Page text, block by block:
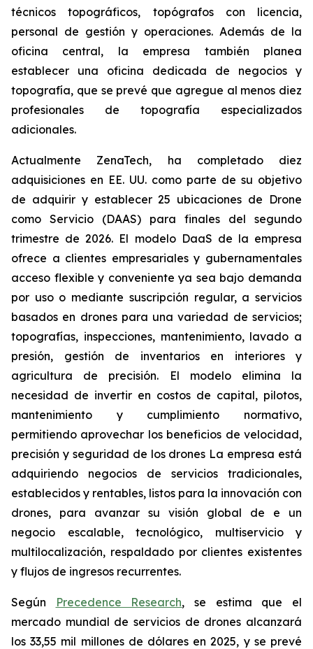
técnicos topográficos, topógrafos con licencia,
personal de gestión y operaciones. Además de la
oficina central, la empresa también planea
establecer una oficina dedicada de negocios y
topografía, que se prevé que agregue al menos diez
profesionales de topografía especializados
adicionales.
Actualmente ZenaTech, ha completado diez
adquisiciones en EE. UU. como parte de su objetivo
de adquirir y establecer 25 ubicaciones de Drone
como Servicio (DAAS) para finales del segundo
trimestre de 2026. El modelo DaaS de la empresa
ofrece a clientes empresariales y gubernamentales
acceso flexible y conveniente ya sea bajo demanda
por uso o mediante suscripción regular, a servicios
basados en drones para una variedad de servicios;
topografías, inspecciones, mantenimiento, lavado a
presión, gestión de inventarios en interiores y
agricultura de precisión. El modelo elimina la
necesidad de invertir en costos de capital, pilotos,
mantenimiento y cumplimiento normativo,
permitiendo aprovechar los beneficios de velocidad,
precisión y seguridad de los drones La empresa está
adquiriendo negocios de servicios tradicionales,
establecidos y rentables, listos para la innovación con
drones, para avanzar su visión global de e un
negocio escalable, tecnológico, multiservicio y
multilocalización, respaldado por clientes existentes
y flujos de ingresos recurrentes.
Según Precedence Research, se estima que el
mercado mundial de servicios de drones alcanzará
los 33,55 mil millones de dólares en 2025, y se prevé